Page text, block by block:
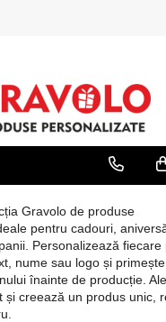
cu poză, text
Cana
Text sau
Gravolo de produse
pentru cadouri,
Personalizează fiecare
nume sau logo și primește
înainte de producție.
și creează un produs unic,